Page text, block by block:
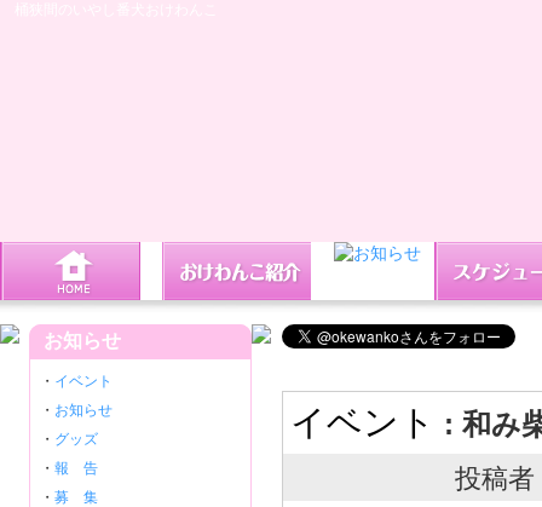
お知らせ
・ イベント
・ お知らせ
・ グッズ
・ 報 告
・ 募 集
イベント : 和み
投稿